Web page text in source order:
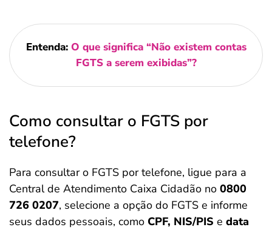
Entenda: O que significa “Não existem contas
FGTS a serem exibidas”?
Como consultar o FGTS por
telefone?
Para consultar o FGTS por telefone, ligue para a
Central de Atendimento Caixa Cidadão no 0800
726 0207, selecione a opção do FGTS e informe
seus dados pessoais, como CPF, NIS/PIS e data